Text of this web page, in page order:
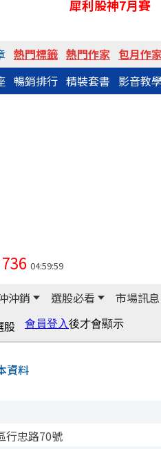
犀利股神7月賽
熱門標籤 熱門作家 包月作
暢銷排行 精裝套書 影音教
736 04:59:59
沖銷 選股必看
市場訊息
股
資料
行忠路70號